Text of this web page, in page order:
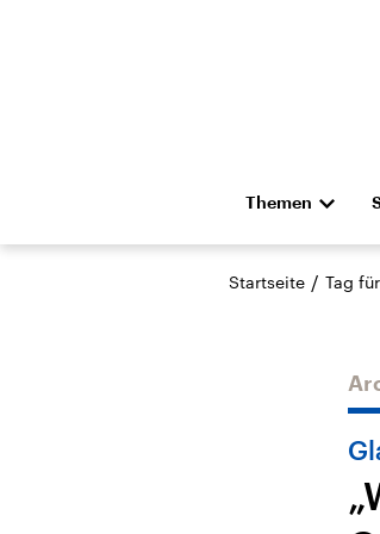
Themen
Die Nachrichten
Hörspiel und
Anhalt 2026
Startseite / Tag